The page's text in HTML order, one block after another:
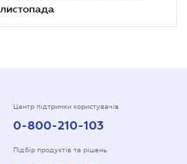
листопада
Центр підтримки користувачів
0-800-210-103
Підбір продуктів та рішень